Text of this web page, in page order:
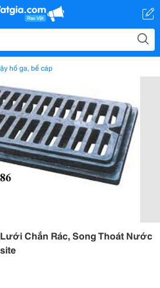
hố ga, bể cáp
Chắn Rác, Song Thoát Nước